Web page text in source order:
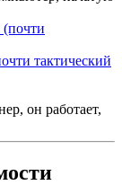
тактический
он работает,